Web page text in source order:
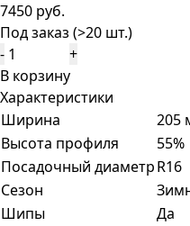
7450 руб.
Под заказ (>20 шт.)
-
+
В корзину
Характеристики
Ширина
205
Высота профиля
55%
Посадочный диаметрR16
Сезон
Шипы
Да